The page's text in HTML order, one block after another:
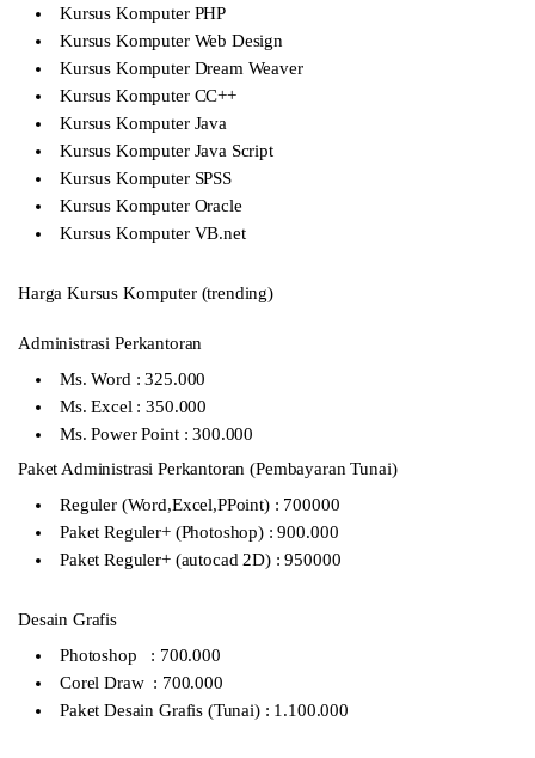
Kursus Komputer PHP
Kursus Komputer Web Design
Kursus Komputer Dream Weaver
Kursus Komputer CC++
Kursus Komputer Java
Kursus Komputer Java Script
Kursus Komputer SPSS
Kursus Komputer Oracle
Kursus Komputer VB.net
Harga Kursus Komputer (trending)
Administrasi Perkantoran
Ms. Word : 325.000
Ms. Excel : 350.000
Ms. Power Point : 300.000
Paket Administrasi Perkantoran (Pembayaran Tunai)
Reguler (Word,Excel,PPoint) : 700000
Paket Reguler+ (Photoshop) : 900.000
Paket Reguler+ (autocad 2D) : 950000
Desain Grafis
Photoshop : 700.000
Corel Draw : 700.000
Paket Desain Grafis (Tunai) : 1.100.000